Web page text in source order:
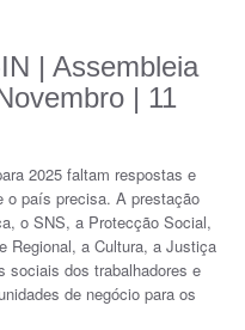
| Assembleia
| 11
2025 faltam respostas e
o país precisa. A prestação
o SNS, a Protecção Social,
Regional, a Cultura, a Justiça
sociais dos trabalhadores e
de negócio para os